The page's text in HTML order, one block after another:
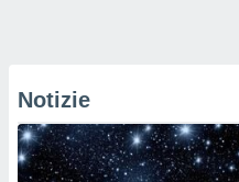
Notizie